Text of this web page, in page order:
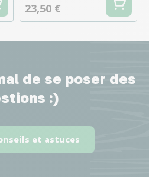
23,50 €
de se poser des
:)
et astuces